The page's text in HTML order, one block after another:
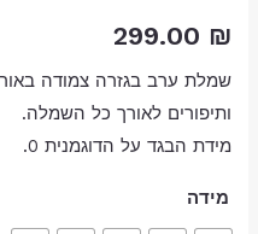
299.00 ₪
שמלת ערב בגזרה צמודה
ותיפורים לאורך כל השמלה.
מידת הבגד על הדוגמנית 0.
מידה